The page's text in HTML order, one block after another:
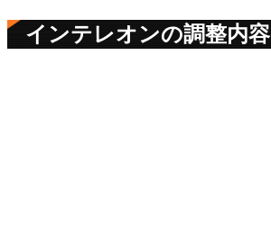
インテレオンの調整内容